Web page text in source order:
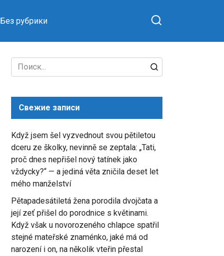
Без рубрики
Search
for:
Свежие записи
Když jsem šel vyzvednout svou pětiletou
dceru ze školky, nevinně se zeptala: „Tati,
proč dnes nepřišel nový tatínek jako
vždycky?“ — a jediná věta zničila deset let
mého manželství
Pětapadesátiletá žena porodila dvojčata a
její zeť přišel do porodnice s květinami.
Když však u novorozeného chlapce spatřil
stejné mateřské znaménko, jaké má od
narození i on, na několik vteřin přestal